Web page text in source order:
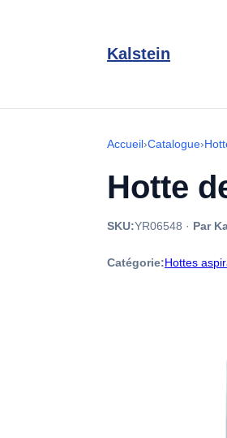
Kalstein
Accueil›Catalogue›
Hotte
SKU:YR06548 · Par
Catégorie:Hottes